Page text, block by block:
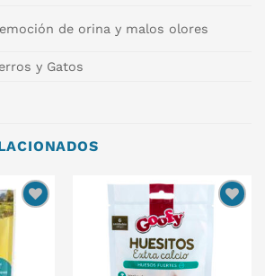
de orina y malos olores
y Gatos